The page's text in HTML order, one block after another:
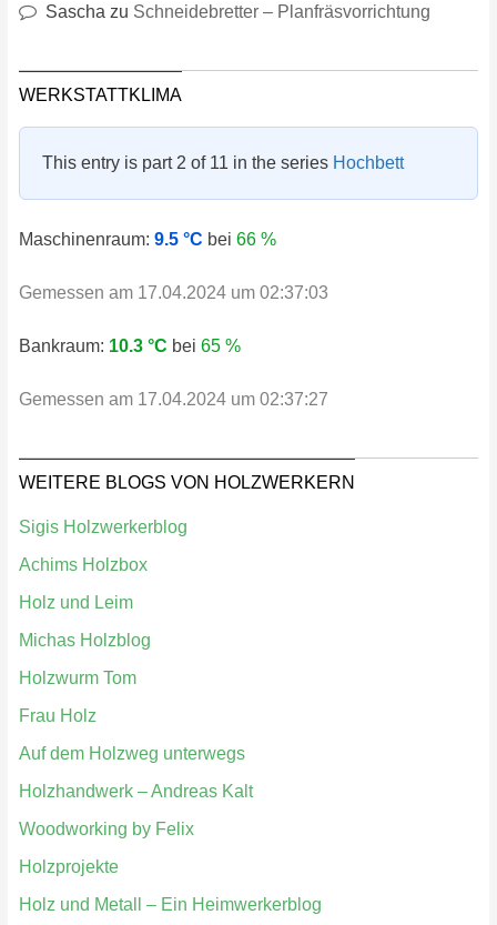
Sascha zu Schneidebretter – Planfräsvorrichtung
WERKSTATTKLIMA
This entry is part 2 of 11 in the series Hochbett
Maschinenraum: 9.5 °C bei 66 %
Gemessen am 17.04.2024 um 02:37:03
Bankraum: 10.3 °C bei 65 %
Gemessen am 17.04.2024 um 02:37:27
WEITERE BLOGS VON HOLZWERKERN
Sigis Holzwerkerblog
Achims Holzbox
Holz und Leim
Michas Holzblog
Holzwurm Tom
Frau Holz
Auf dem Holzweg unterwegs
Holzhandwerk – Andreas Kalt
Woodworking by Felix
Holzprojekte
Holz und Metall – Ein Heimwerkerblog